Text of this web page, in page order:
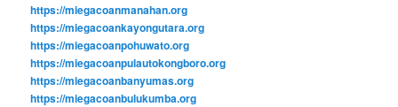
https://miegacoanmanahan.org
https://miegacoankayongutara.org
https://miegacoanpohuwato.org
https://miegacoanpulautokongboro.org
https://miegacoanbanyumas.org
https://miegacoanbulukumba.org